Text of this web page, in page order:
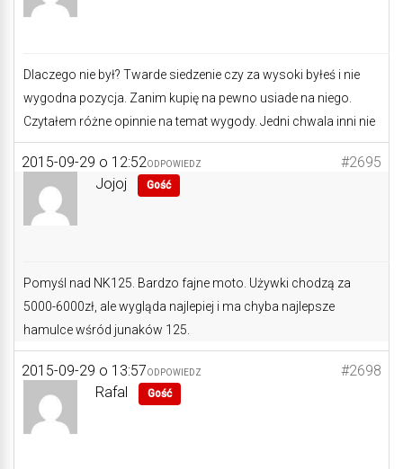
Dlaczego nie był? Twarde siedzenie czy za wysoki byłeś i nie
wygodna pozycja. Zanim kupię na pewno usiade na niego.
Czytałem różne opinnie na temat wygody. Jedni chwala inni nie
2015-09-29 o 12:52 #2695
ODPOWIEDZ
Jojoj Gość
Pomyśl nad NK125. Bardzo fajne moto. Używki chodzą za
5000-6000zł, ale wygląda najlepiej i ma chyba najlepsze
hamulce wśród junaków 125.
2015-09-29 o 13:57 #2698
ODPOWIEDZ
Rafal Gość